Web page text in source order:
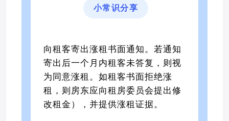
小常识分享
向租客寄出涨租书面通知。若通知
寄出后一个月内租客未答复，则视
为同意涨租。如租客书面拒绝涨
租，则房东应向租房委员会提出修
改租金），并提供涨租证据。